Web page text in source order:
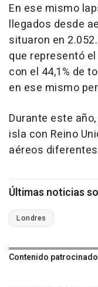
En ese mismo
llegados desde
situaron en
que representó
con el 44,1% de
en ese mismo
Durante este
isla con Reino
aéreos
Últimas noticias
Londres
Contenido patrocinado